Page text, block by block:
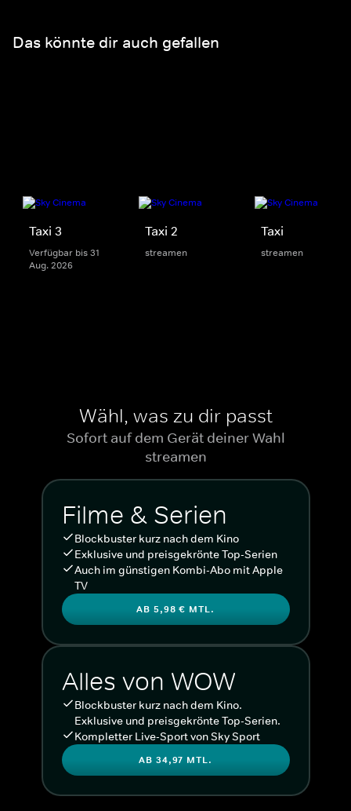
Das könnte dir auch gefallen
Taxi 3
Verfügbar bis 31
Aug. 2026
Taxi 2
streamen
Taxi
streamen
Wähl, was zu dir passt
Sofort auf dem Gerät deiner Wahl
streamen
Filme & Serien
Blockbuster kurz nach dem Kino
Exklusive und preisgekrönte Top-Serien
Auch im günstigen Kombi-Abo mit Apple
TV
AB 5,98 € MTL.
Alles von WOW
Blockbuster kurz nach dem Kino.
Exklusive und preisgekrönte Top-Serien.
Kompletter Live-Sport von Sky Sport
AB 34,97 MTL.